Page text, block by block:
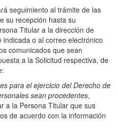
seguimiento al trámite de las
su recepción hasta su
Titular a la dirección de
o al correo electrónico
comunicados que sean
a la Solicitud respectiva, de
para el ejercicio del Derecho de
sean procedentes,
a la Persona Titular que sus
de acuerdo con la información